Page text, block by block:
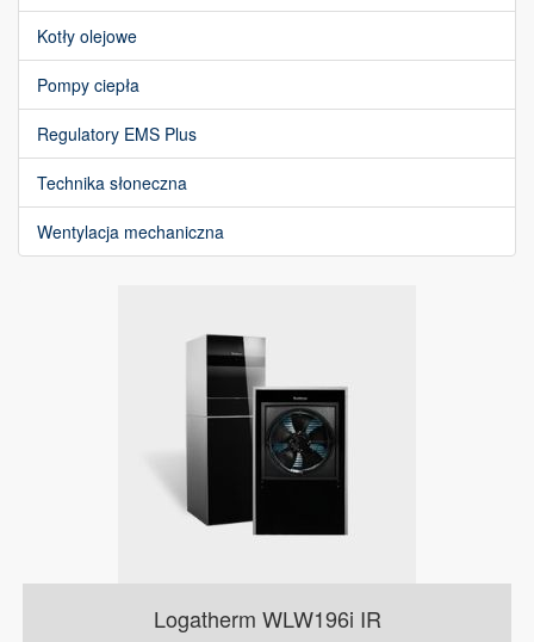
Kotły olejowe
Pompy ciepła
Regulatory EMS Plus
Technika słoneczna
Wentylacja mechaniczna
Logatherm WLW196i IR